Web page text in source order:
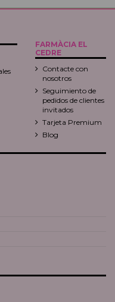
FARMÀCIA EL
CEDRE
Contacte con
nosotros
Seguimiento de
pedidos de clientes
invitados
Tarjeta Premium
Blog